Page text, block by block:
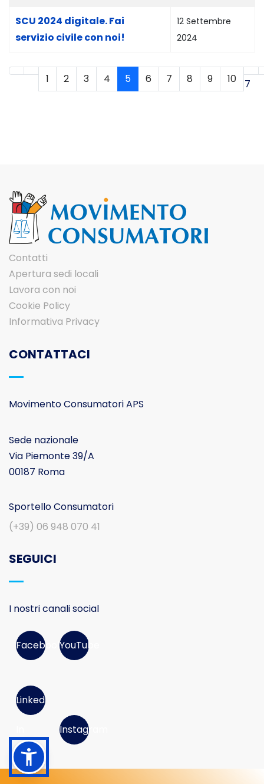
SCU 2024 digitale. Fai
servizio civile con noi!
12 Settembre
2024
Pagina 5 di 17
1 2 3 4 5 6 7 8 9 10
Contatti
Apertura sedi locali
Lavora con noi
Cookie Policy
Informativa Privacy
CONTATTACI
Movimento Consumatori APS
Sede nazionale
Via Piemonte 39/A
00187 Roma
Sportello Consumatori
(+39) 06 948 070 41
SEGUICI
I nostri canali social
FacebookYouTube
Linked
Instagram